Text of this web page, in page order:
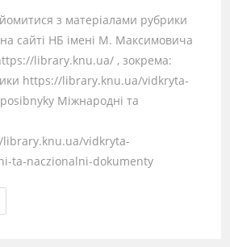
з матеріалами рубрики
на сайті НБ імені М. Максимовича
library.knu.ua/ , зокрема:
https://library.knu.ua/vidkryta-
Міжнародні та
vidkryta-
ta-naczionalni-dokumenty